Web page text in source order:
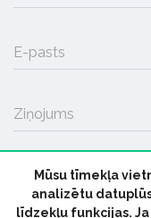
E-pasts
Ziņojums
Mūsu tīmekļa
analizētu
līdzekļu funkcijas.